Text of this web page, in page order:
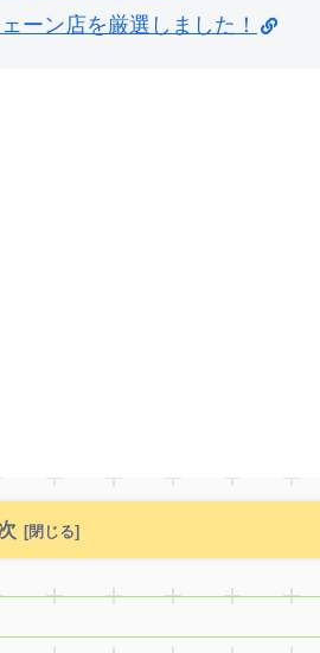
ーン店を厳選しました！